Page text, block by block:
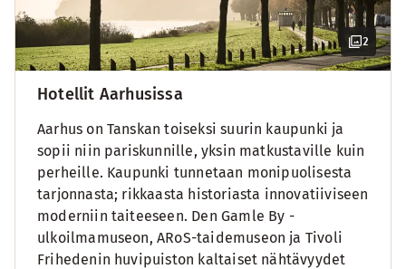
2
Hotellit Aarhusissa
Aarhus on Tanskan toiseksi suurin kaupunki ja
sopii niin pariskunnille, yksin matkustaville kuin
perheille. Kaupunki tunnetaan monipuolisesta
tarjonnasta; rikkaasta historiasta innovatiiviseen
moderniin taiteeseen. Den Gamle By -
ulkoilmamuseon, ARoS-taidemuseon ja Tivoli
Frihedenin huvipuiston kaltaiset nähtävyydet